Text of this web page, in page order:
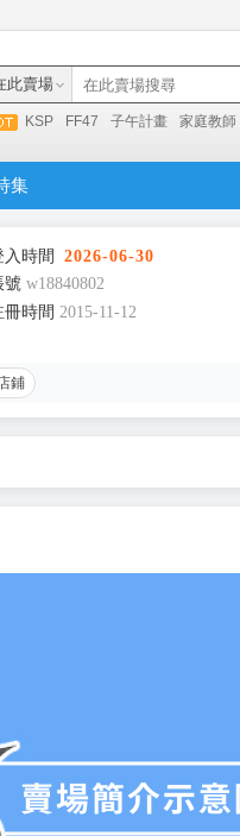
此賣場
KSP FF47 子午計畫 家庭教師
集
時間
2026-06-30
號 w18840802
時間 2015-11-12
鋪